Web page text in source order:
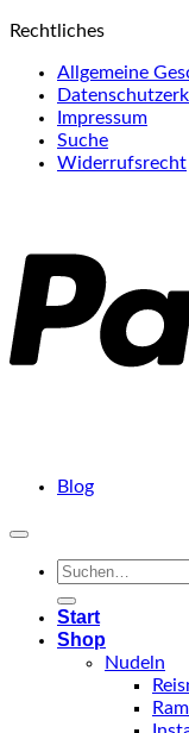
Rechtliches
Allgemeine
Impressum
Suche
Widerrufsrecht
Blog
Suchen
Start
Shop
Nudeln